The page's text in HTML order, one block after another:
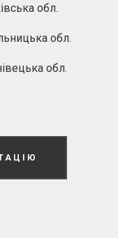
обл.
обл.
обл.